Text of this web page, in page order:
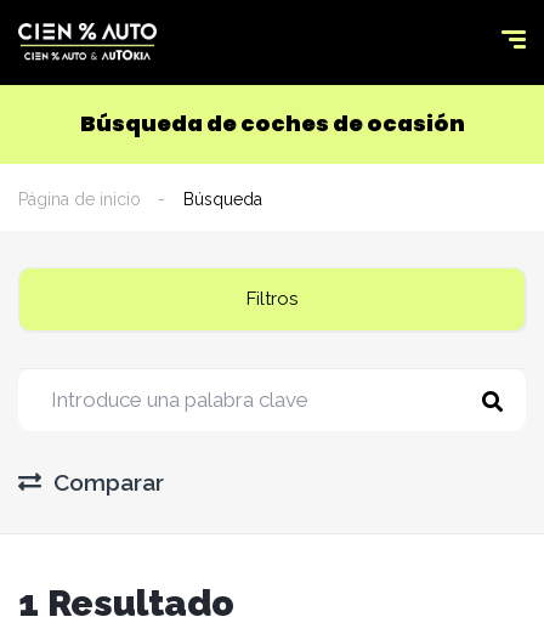
Búsqueda de coches de ocasión
Página de inicio Búsqueda
Filtros
Comparar
1 Resultado